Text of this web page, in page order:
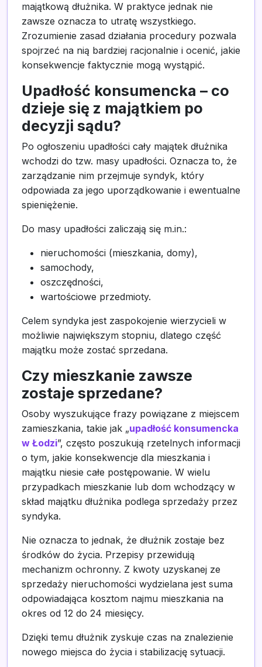
majątkową dłużnika. W praktyce jednak nie
zawsze oznacza to utratę wszystkiego.
Zrozumienie zasad działania procedury pozwala
spojrzeć na nią bardziej racjonalnie i ocenić, jakie
konsekwencje faktycznie mogą wystąpić.
Upadłość konsumencka – co
dzieje się z majątkiem po
decyzji sądu?
Po ogłoszeniu upadłości cały majątek dłużnika
wchodzi do tzw. masy upadłości. Oznacza to, że
zarządzanie nim przejmuje syndyk, który
odpowiada za jego uporządkowanie i ewentualne
spieniężenie.
Do masy upadłości zaliczają się m.in.:
nieruchomości (mieszkania, domy),
samochody,
oszczędności,
wartościowe przedmioty.
Celem syndyka jest zaspokojenie wierzycieli w
możliwie największym stopniu, dlatego część
majątku może zostać sprzedana.
Czy mieszkanie zawsze
zostaje sprzedane?
Osoby wyszukujące frazy powiązane z miejscem
zamieszkania, takie jak „upadłość konsumencka
w Łodzi”, często poszukują rzetelnych informacji
o tym, jakie konsekwencje dla mieszkania i
majątku niesie całe postępowanie. W wielu
przypadkach mieszkanie lub dom wchodzący w
skład majątku dłużnika podlega sprzedaży przez
syndyka.
Nie oznacza to jednak, że dłużnik zostaje bez
środków do życia. Przepisy przewidują
mechanizm ochronny. Z kwoty uzyskanej ze
sprzedaży nieruchomości wydzielana jest suma
odpowiadająca kosztom najmu mieszkania na
okres od 12 do 24 miesięcy.
Dzięki temu dłużnik zyskuje czas na znalezienie
nowego miejsca do życia i stabilizację sytuacji.